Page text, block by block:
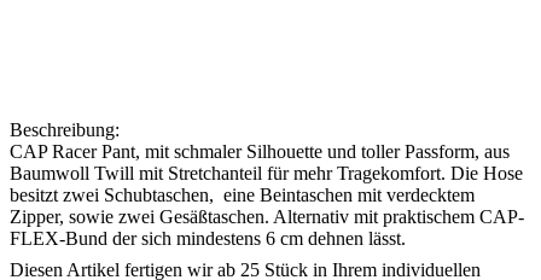
Beschreibung:
CAP Racer Pant, mit schmaler Silhouette und toller Passform, aus
Baumwoll Twill mit Stretchanteil für mehr Tragekomfort. Die Hose
besitzt zwei Schubtaschen, eine Beintaschen mit verdecktem
Zipper, sowie zwei Gesäßtaschen. Alternativ mit praktischem CAP-
FLEX-Bund der sich mindestens 6 cm dehnen lässt.
Diesen Artikel fertigen wirab 25 Stück in Ihrem individuellen